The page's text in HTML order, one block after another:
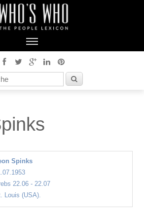
Spinks
22.06 - 22.07
Louis (USA).